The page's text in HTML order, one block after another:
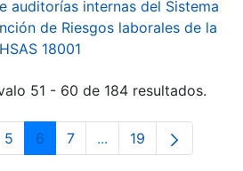
auditorías internas del Sistema
de Riesgos laborales de la
18001
51 - 60 de 184 resultados.
intermedias Use TAB para
Página
5 Página
6 Página
7 ...Páginas intermedias
Página
19